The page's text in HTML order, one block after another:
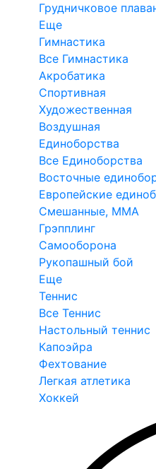
Грудничковое
Еще
Гимнастика
Все Гимнастика
Акробатика
Спортивная
Художественная
Воздушная
Единоборства
Все Единоборства
Восточные
Европейские
Смешанные, ММА
Грэпплинг
Самооборона
Рукопашный бой
Еще
Теннис
Все Теннис
Настольный теннис
Капоэйра
Фехтование
Легкая атлетика
Хоккей